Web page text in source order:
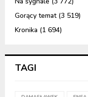
Gorący temat(3 519)
Kronika (1 694)
TAGI